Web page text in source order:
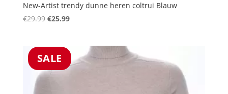
New-Artist trendy dunne heren coltrui Blauw
€29.99 Oorspronkelijke
€29.99.
€25.99Huidige
€25.99.
SALE